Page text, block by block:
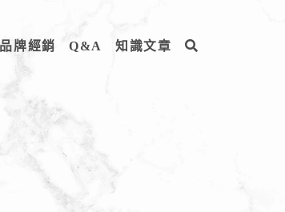
品牌經銷 Q&A 知識文章